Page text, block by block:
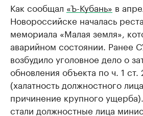
Как сообщал «Ъ-Кубань» в
Новороссийске началась
мемориала «Малая земля»,
аварийном состоянии. Ранее
возбудило уголовное дело о
обновления объекта по ч. 1
(халатность должностного
причинение крупного
стали должностные лица